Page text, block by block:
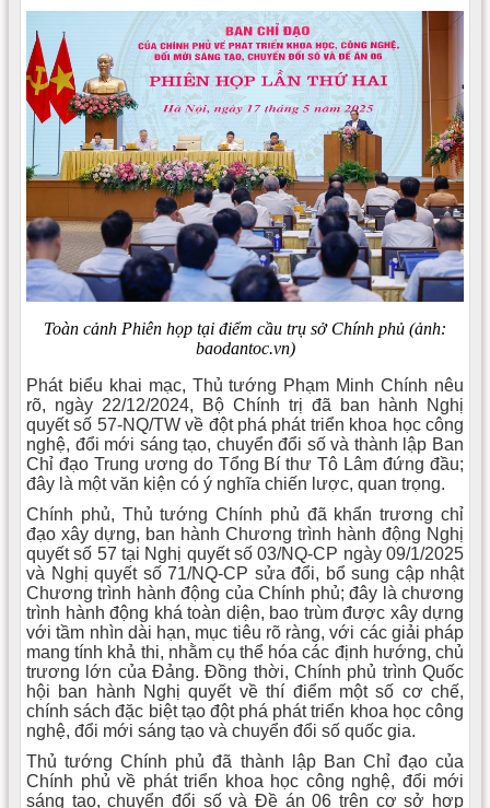
Toàn cảnh Phiên họp tại điểm cầu trụ sở Chính phủ (ảnh:
baodantoc.vn)
Phát biểu khai mạc, Thủ tướng Phạm Minh Chính nêu
rõ, ngày 22/12/2024, Bộ Chính trị đã ban hành Nghị
quyết số 57-NQ/TW về đột phá phát triển khoa học công
nghệ, đổi mới sáng tạo, chuyển đổi số và thành lập Ban
Chỉ đạo Trung ương do Tổng Bí thư Tô Lâm đứng đầu;
đây là một văn kiện có ý nghĩa chiến lược, quan trọng.
Chính phủ, Thủ tướng Chính phủ đã khẩn trương chỉ
đạo xây dựng, ban hành Chương trình hành động Nghị
quyết số 57 tại Nghị quyết số 03/NQ-CP ngày 09/1/2025
và Nghị quyết số 71/NQ-CP sửa đổi, bổ sung cập nhật
Chương trình hành động của Chính phủ; đây là chương
trình hành động khá toàn diện, bao trùm được xây dựng
với tầm nhìn dài hạn, mục tiêu rõ ràng, với các giải pháp
mang tính khả thi, nhằm cụ thể hóa các định hướng, chủ
trương lớn của Đảng. Đồng thời, Chính phủ trình Quốc
hội ban hành Nghị quyết về thí điểm một số cơ chế,
chính sách đặc biệt tạo đột phá phát triển khoa học công
nghệ, đổi mới sáng tạo và chuyển đổi số quốc gia.
Thủ tướng Chính phủ đã thành lập Ban Chỉ đạo của
Chính phủ về phát triển khoa học công nghệ, đổi mới
sáng tạo, chuyển đổi số và Đề án 06 trên cơ sở hợp